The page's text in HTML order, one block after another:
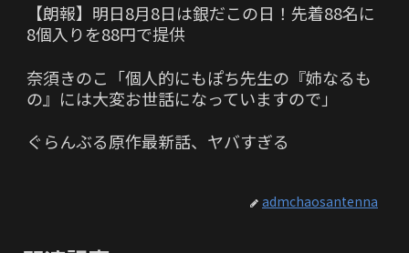
【朗報】明日8月8日は銀だこの日！先着88名に
8個入りを88円で提供
奈須きのこ「個人的にもぽち先生の『姉なるも
の』には大変お世話になっていますので」
ぐらんぶる原作最新話、ヤバすぎる
admchaosantenna